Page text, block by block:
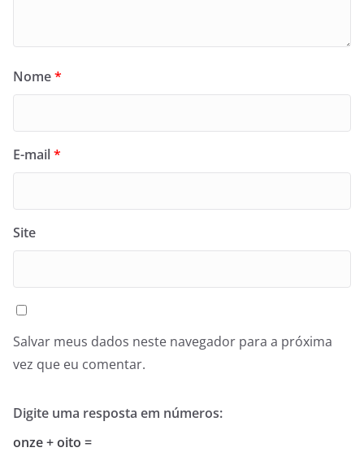
Nome*
E-mail*
Site
Salvar meus dados neste navegador para a próxima
vez que eu comentar.
Digite uma resposta em números:
onze + oito =